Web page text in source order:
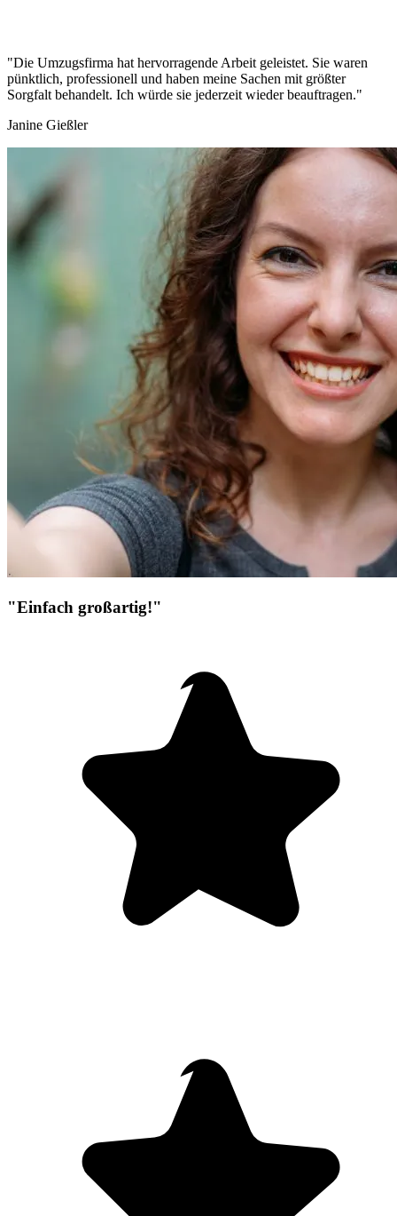
"Die Umzugsfirma hat hervorragende Arbeit geleistet. Sie waren
pünktlich, professionell und haben meine Sachen mit größter
Sorgfalt behandelt. Ich würde sie jederzeit wieder beauftragen."
Janine Gießler
"Einfach großartig!"